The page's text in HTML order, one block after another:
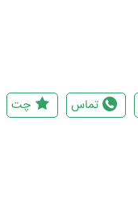
چت تماس